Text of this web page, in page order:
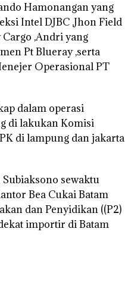
Hamonangan yang
Intel DJBC ,Jhon Field
,Andri yang
Pt Blueray ,serta
Operasional PT
dalam operasi
di lakukan Komisi
di lampung dan jakarta
sewaktu
Bea Cukai Batam
dan Penyidikan ((P2)
importir di Batam